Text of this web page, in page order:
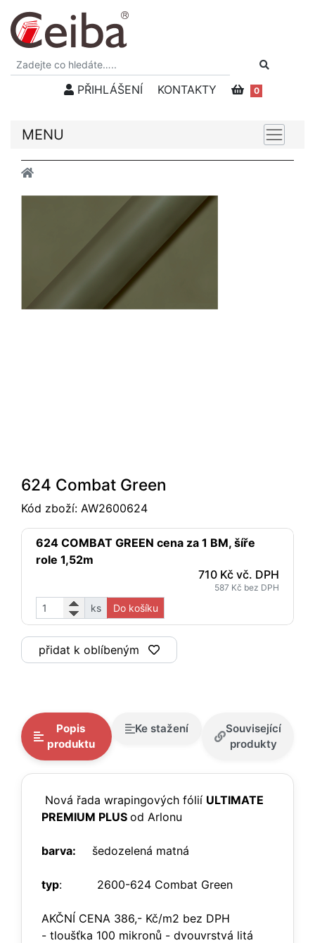
PŘIHLÁŠENÍ KONTAKTY 0
MENU
624 Combat Green
Kód zboží: AW2600624
624 COMBAT GREEN cena za 1 BM, šíře
role 1,52m
710 Kč vč. DPH
587 Kč bez DPH
ks Do košíku
přidat k oblíbeným
Popis
produktu
Ke stažení
Související
produkty
Nová řada wrapingových fólií ULTIMATE
PREMIUM PLUS od Arlonu
barva: šedozelená matná
typ: 2600-624 Combat Green
AKČNÍ CENA 386,- Kč/m2 bez DPH
- tloušťka 100 mikronů - dvouvrstvá litá